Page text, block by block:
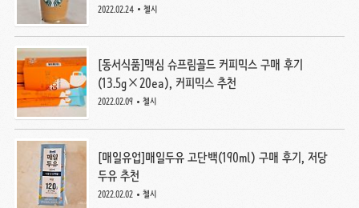
2022.02.24 첼시
[동서식품]맥심 슈프림골드 커피믹스 구매 후기
(13.5g×20ea), 커피믹스 추천
2022.02.09 첼시
[매일유업]매일두유 고단백(190ml) 구매 후기, 저당
두유 추천
2022.02.02 첼시